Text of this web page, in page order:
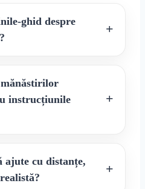
ghid despre
instrucțiunile
ajute cu distanțe,